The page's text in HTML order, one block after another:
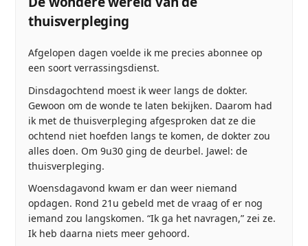
thuisverpleging
Afgelopen dagen voelde ik me precies abonnee op
een soort verrassingsdienst.
Dinsdagochtend moest ik weer langs de dokter.
Gewoon om de wonde te laten bekijken. Daarom had
ik met de thuisverpleging afgesproken dat ze die
ochtend niet hoefden langs te komen, de dokter zou
alles doen. Om 9u30 ging de deurbel. Jawel: de
thuisverpleging.
Woensdagavond kwam er dan weer niemand
opdagen. Rond 21u gebeld met de vraag of er nog
iemand zou langskomen. “Ik ga het navragen,” zei ze.
Ik heb daarna niets meer gehoord.